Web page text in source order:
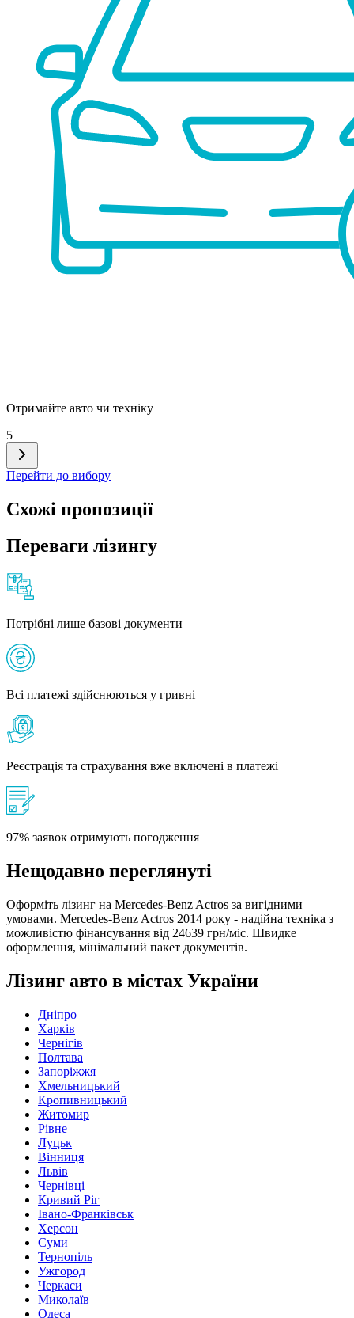
Отримайте авто чи техніку
5
Перейти до вибору
Схожі пропозиції
Переваги лізингу
Потрібні лише базові документи
Всі платежі здійснюються у гривні
Реєстрація та страхування вже включені в платежі
97% заявок отримують погодження
Нещодавно переглянуті
Оформіть лізинг на Mercedes-Benz Actros за вигідними
умовами. Mercedes-Benz Actros 2014 року - надійна техніка з
можливістю фінансування від 24639 грн/міс. Швидке
оформлення, мінімальний пакет документів.
Лізинг авто в містах України
Дніпро
Харків
Чернігів
Полтава
Запоріжжя
Хмельницький
Кропивницький
Житомир
Рівне
Луцьк
Вінниця
Львів
Чернівці
Кривий Ріг
Івано-Франківськ
Херсон
Суми
Тернопіль
Ужгород
Черкаси
Миколаїв
Одеса